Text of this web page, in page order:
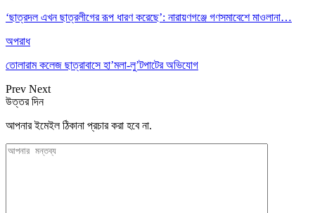
‘ছাত্রদল এখন ছাত্রলীগের রূপ ধারণ করেছে’: নারায়ণগঞ্জে গণসমাবেশে মাওলানা…
অপরাধ
তোলারাম কলেজ ছাত্রাবাসে হা’মলা-লু’টপাটের অভিযোগ
Prev Next
উত্তর দিন
আপনার ইমেইল ঠিকানা প্রচার করা হবে না.